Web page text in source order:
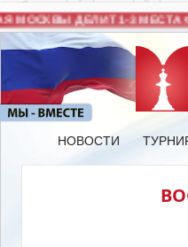
МОСКВЫ ДЕЛИТ 1-3 МЕСТА
НОВОСТИ